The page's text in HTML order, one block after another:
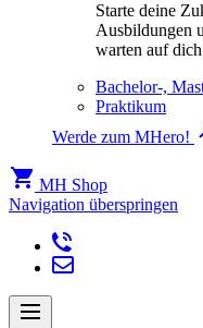
Starte deine
Ausbildungen
warten auf
Bachelor-,
Praktikum
Werde zum MHero!
MH Shop
Navigation überspringen